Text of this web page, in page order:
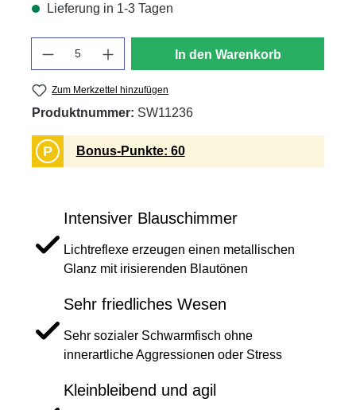
Lieferung in 1-3 Tagen
In den Warenkorb
Zum Merkzettel hinzufügen
Produktnummer: SW11236
P Bonus-Punkte: 60
Intensiver Blauschimmer
Lichtreflexe erzeugen einen metallischen
Glanz mit irisierenden Blautönen
Sehr friedliches Wesen
Sehr sozialer Schwarmfisch ohne
innerartliche Aggressionen oder Stress
Kleinbleibend und agil